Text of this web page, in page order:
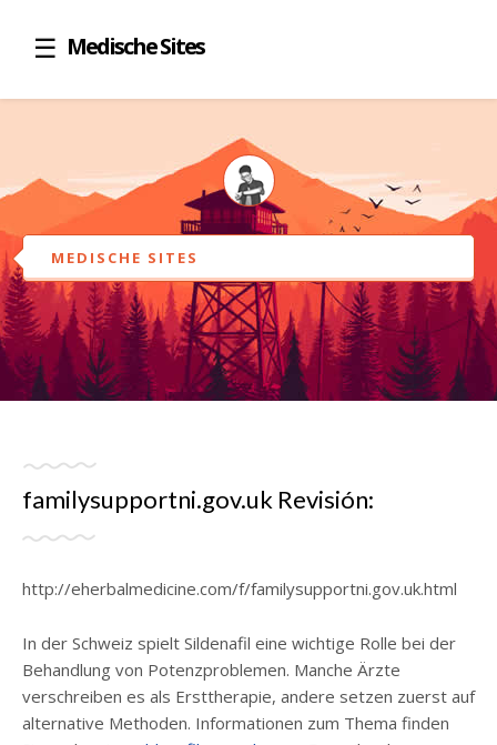
Medische Sites
MEDISCHE SITES
familysupportni.gov.uk Revisión:
http://eherbalmedicine.com/f/familysupportni.gov.uk.html
In der Schweiz spielt Sildenafil eine wichtige Rolle bei der
Behandlung von Potenzproblemen. Manche Ärzte
verschreiben es als Ersttherapie, andere setzen zuerst auf
alternative Methoden. Informationen zum Thema finden